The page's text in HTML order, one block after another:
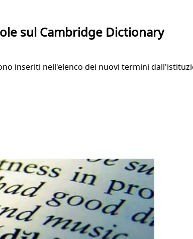
sul Cambridge Dictionary
inseriti nell'elenco dei nuovi termini